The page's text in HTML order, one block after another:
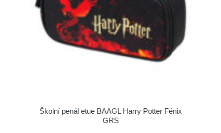
Školní penál etue BAAGL Harry Potter Fénix
GRS